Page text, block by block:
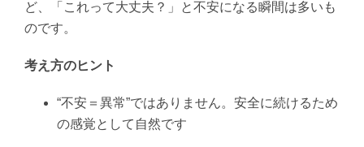
ど、「これって大丈夫？」と不安になる瞬間は多いも
のです。
考え方のヒント
“不安＝異常”ではありません。安全に続けるため
の感覚として自然です